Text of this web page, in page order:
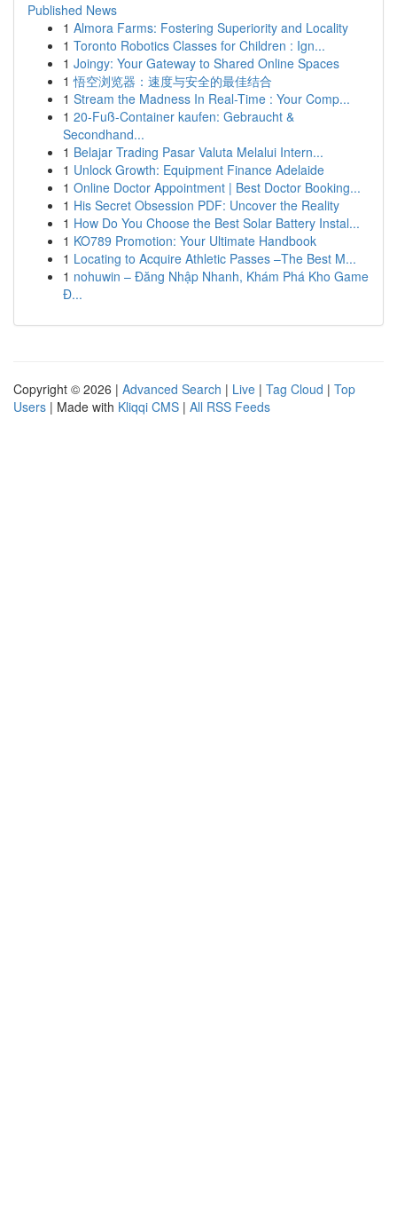
Published News
1 Almora Farms: Fostering Superiority and Locality
1 Toronto Robotics Classes for Children : Ign...
1 Joingy: Your Gateway to Shared Online Spaces
1 悟空浏览器：速度与安全的最佳结合
1 Stream the Madness In Real-Time : Your Comp...
1 20-Fuß-Container kaufen: Gebraucht &
Secondhand...
1 Belajar Trading Pasar Valuta Melalui Intern...
1 Unlock Growth: Equipment Finance Adelaide
1 Online Doctor Appointment | Best Doctor Booking...
1 His Secret Obsession PDF: Uncover the Reality
1 How Do You Choose the Best Solar Battery Instal...
1 KO789 Promotion: Your Ultimate Handbook
1 Locating to Acquire Athletic Passes –The Best M...
1 nohuwin – Đăng Nhập Nhanh, Khám Phá Kho Game
Đ...
Copyright © 2026 | Advanced Search | Live | Tag Cloud | Top
Users | Made with Kliqqi CMS | All RSS Feeds